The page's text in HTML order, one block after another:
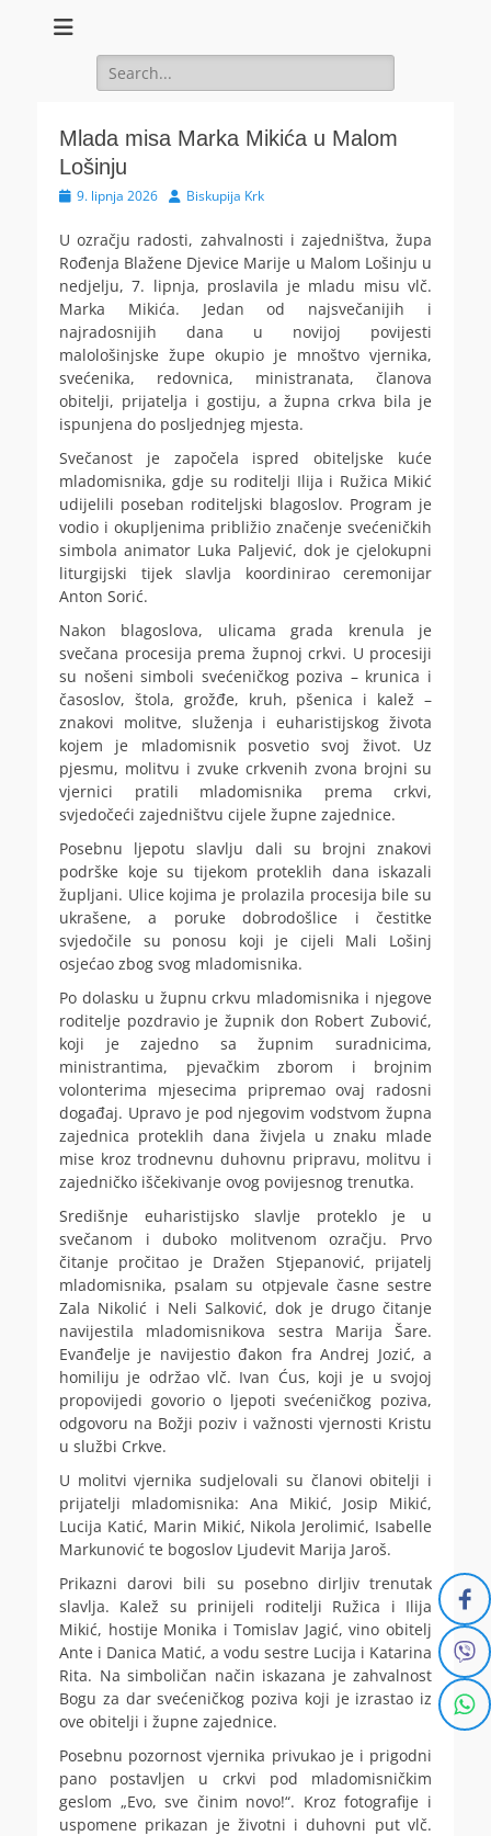
Search
for:
Mlada misa Marka Mikića u Malom
Lošinju
Posted
9. lipnja 2026 AuthorBiskupija Krk
U ozračju radosti, zahvalnosti i zajedništva, župa
Rođenja Blažene Djevice Marije u Malom Lošinju u
nedjelju, 7. lipnja, proslavila je mladu misu vlč.
Marka Mikića. Jedan od najsvečanijih i
najradosnijih dana u novijoj povijesti
malološinjske župe okupio je mnoštvo vjernika,
svećenika, redovnica, ministranata, članova
obitelji, prijatelja i gostiju, a župna crkva bila je
ispunjena do posljednjeg mjesta.
Svečanost je započela ispred obiteljske kuće
mladomisnika, gdje su roditelji Ilija i Ružica Mikić
udijelili poseban roditeljski blagoslov. Program je
vodio i okupljenima približio značenje svećeničkih
simbola animator Luka Paljević, dok je cjelokupni
liturgijski tijek slavlja koordinirao ceremonijar
Anton Sorić.
Nakon blagoslova, ulicama grada krenula je
svečana procesija prema župnoj crkvi. U procesiji
su nošeni simboli svećeničkog poziva – krunica i
časoslov, štola, grožđe, kruh, pšenica i kalež –
znakovi molitve, služenja i euharistijskog života
kojem je mladomisnik posvetio svoj život. Uz
pjesmu, molitvu i zvuke crkvenih zvona brojni su
vjernici pratili mladomisnika prema crkvi,
svjedočeći zajedništvu cijele župne zajednice.
Posebnu ljepotu slavlju dali su brojni znakovi
podrške koje su tijekom proteklih dana iskazali
župljani. Ulice kojima je prolazila procesija bile su
ukrašene, a poruke dobrodošlice i čestitke
svjedočile su ponosu koji je cijeli Mali Lošinj
osjećao zbog svog mladomisnika.
Po dolasku u župnu crkvu mladomisnika i njegove
roditelje pozdravio je župnik don Robert Zubović,
koji je zajedno sa župnim suradnicima,
ministrantima, pjevačkim zborom i brojnim
volonterima mjesecima pripremao ovaj radosni
događaj. Upravo je pod njegovim vodstvom župna
zajednica proteklih dana živjela u znaku mlade
mise kroz trodnevnu duhovnu pripravu, molitvu i
zajedničko iščekivanje ovog povijesnog trenutka.
Središnje euharistijsko slavlje proteklo je u
svečanom i duboko molitvenom ozračju. Prvo
čitanje pročitao je Dražen Stjepanović, prijatelj
mladomisnika, psalam su otpjevale časne sestre
Zala Nikolić i Neli Salković, dok je drugo čitanje
navijestila mladomisnikova sestra Marija Šare.
Evanđelje je navijestio đakon fra Andrej Jozić, a
homiliju je održao vlč. Ivan Ćus, koji je u svojoj
propovijedi govorio o ljepoti svećeničkog poziva,
odgovoru na Božji poziv i važnosti vjernosti Kristu
u službi Crkve.
U molitvi vjernika sudjelovali su članovi obitelji i
prijatelji mladomisnika: Ana Mikić, Josip Mikić,
Lucija Katić, Marin Mikić, Nikola Jerolimić, Isabelle
Markunović te bogoslov Ljudevit Marija Jaroš.
Prikazni darovi bili su posebno dirljiv trenutak
slavlja. Kalež su prinijeli roditelji Ružica i Ilija
Mikić, hostije Monika i Tomislav Jagić, vino obitelj
Ante i Danica Matić, a vodu sestre Lucija i Katarina
Rita. Na simboličan način iskazana je zahvalnost
Bogu za dar svećeničkog poziva koji je izrastao iz
ove obitelji i župne zajednice.
Posebnu pozornost vjernika privukao je i prigodni
pano postavljen u crkvi pod mladomisničkim
geslom „Evo, sve činim novo!“. Kroz fotografije i
uspomene prikazan je životni i duhovni put vlč.